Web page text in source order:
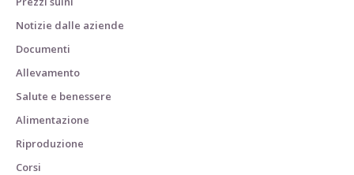
Notizie dalle aziende
Documenti
Allevamento
Salute e benessere
Alimentazione
Riproduzione
Corsi